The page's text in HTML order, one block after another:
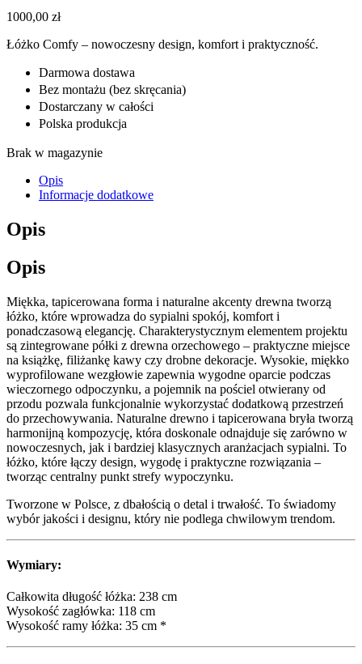
1000,00 zł
Łóżko Comfy – nowoczesny design, komfort i praktyczność.
ㅤDarmowa dostawa
ㅤBez montażu (bez skręcania)
ㅤDostarczany w całości
ㅤPolska produkcja
Brak w magazynie
Opis
Informacje dodatkowe
Opis
Opis
Miękka, tapicerowana forma i naturalne akcenty drewna tworzą
łóżko, które wprowadza do sypialni spokój, komfort i
ponadczasową elegancję. Charakterystycznym elementem projektu
są zintegrowane półki z drewna orzechowego – praktyczne miejsce
na książkę, filiżankę kawy czy drobne dekoracje. Wysokie, miękko
wyprofilowane wezgłowie zapewnia wygodne oparcie podczas
wieczornego odpoczynku, a pojemnik na pościel otwierany od
przodu pozwala funkcjonalnie wykorzystać dodatkową przestrzeń
do przechowywania. Naturalne drewno i tapicerowana bryła tworzą
harmonijną kompozycję, która doskonale odnajduje się zarówno w
nowoczesnych, jak i bardziej klasycznych aranżacjach sypialni. To
łóżko, które łączy design, wygodę i praktyczne rozwiązania –
tworząc centralny punkt strefy wypoczynku.
Tworzone w Polsce, z dbałością o detal i trwałość. To świadomy
wybór jakości i designu, który nie podlega chwilowym trendom.
Wymiary:
Całkowita długość łóżka: 238 cm
Wysokość zagłówka: 118 cm
Wysokość ramy łóżka: 35 cm *